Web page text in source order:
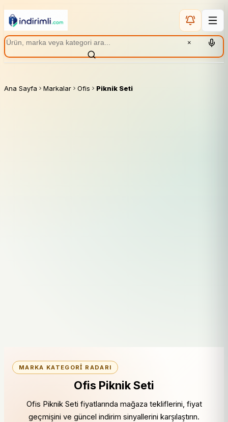
×
Ana Sayfa Markalar Ofis Piknik Seti
MARKA KATEGORI RADARI
Ofis Piknik Seti
Ofis Piknik Seti fiyatlarında mağaza tekliflerini, fiyat
geçmişini ve güncel indirim sinyallerini karşılaştırın.